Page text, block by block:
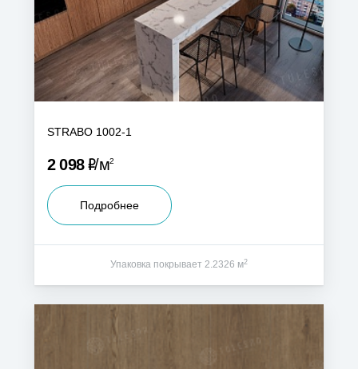
STRABO 1002-1
2 098Р м2
Подробнее
Упаковка покрывает 2.2326 м2